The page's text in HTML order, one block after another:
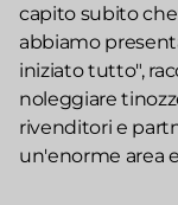
capito subito che
abbiamo
iniziato tutto",
noleggiare
rivenditori e
un'enorme area